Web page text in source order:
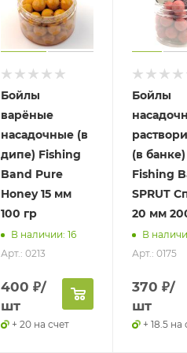
Бойлы
варёные
насадочные (в
дипе) Fishing
Band Pure
Honey 15 мм
100 гр
В наличии: 16
Арт.: 0213
400 ₽/
шт
+ 20 на счет
Бойлы
(в банке)
Fishing
SPRUT
20 мм
В
Арт.: 0175
370 ₽/
шт
+ 18.5 на